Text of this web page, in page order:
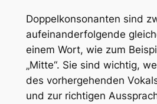
Doppelkonsonanten sind
aufeinanderfolgende
einem Wort, wie zum
„Mitte“. Sie sind wichtig,
des vorhergehenden
und zur richtigen